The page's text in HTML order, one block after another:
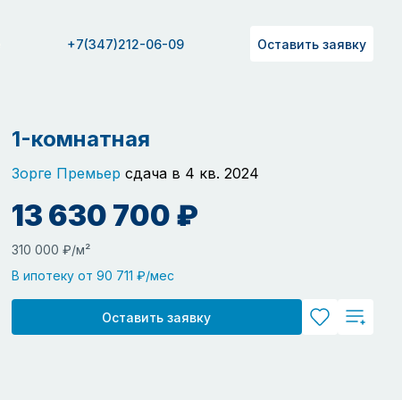
+7(347)212-06-09 Оставить заявку
1-комнатная
Зорге Премьер сдача в 4 кв. 2024
13 630 700 ₽
310 000 ₽/м²
В ипотеку от 90 711 ₽/мес
Оставить заявку